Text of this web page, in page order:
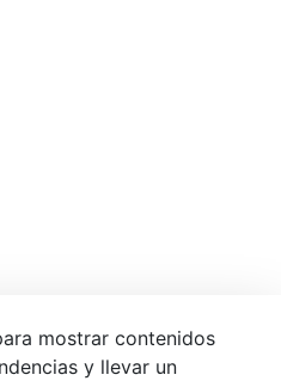
de Donostia / San Sebastián
mostrar contenidos
y llevar un